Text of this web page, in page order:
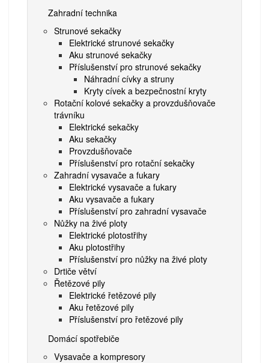
Zahradní technika
Strunové sekačky
Elektrické strunové sekačky
Aku strunové sekačky
Příslušenství pro strunové sekačky
Náhradní cívky a struny
Kryty cívek a bezpečnostní kryty
Rotační kolové sekačky a provzdušňovače
trávníku
Elektrické sekačky
Aku sekačky
Provzdušňovače
Příslušenství pro rotační sekačky
Zahradní vysavače a fukary
Elektrické vysavače a fukary
Aku vysavače a fukary
Příslušenství pro zahradní vysavače
Nůžky na živé ploty
Elektrické plotostřihy
Aku plotostřihy
Příslušenství pro nůžky na živé ploty
Drtiče větví
Řetězové pily
Elektrické řetězové pily
Aku řetězové pily
Příslušenství pro řetězové pily
Domácí spotřebiče
Vysavače a kompresory